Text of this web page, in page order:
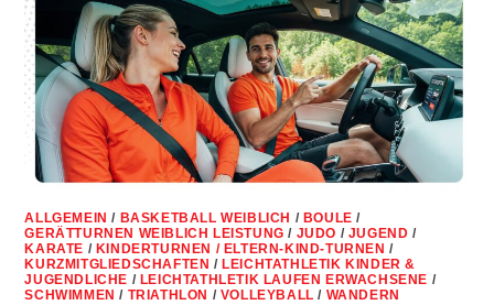
ALLGEMEIN / BASKETBALL WEIBLICH / BOULE /
GERÄTTURNEN WEIBLICH LEISTUNG / JUDO / JUGEND /
KARATE / KINDERTURNEN / ELTERN-KIND-TURNEN /
KURZMITGLIEDSCHAFTEN / LEICHTATHLETIK KINDER &
JUGENDLICHE / LEICHTATHLETIK LAUFEN ERWACHSENE /
SCHWIMMEN / TRIATHLON / VOLLEYBALL / WANDERN